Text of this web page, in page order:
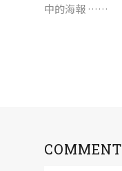
中的海報 ……
COMMENT